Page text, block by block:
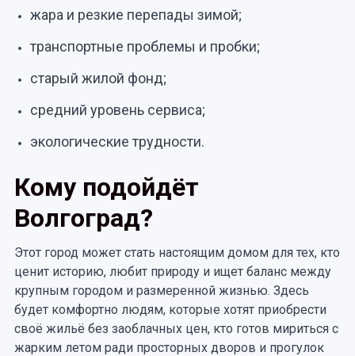
жара и резкие перепады зимой;
транспортные проблемы и пробки;
старый жилой фонд;
средний уровень сервиса;
экологические трудности.
Кому подойдёт
Волгоград?
Этот город может стать настоящим домом для тех, кто
ценит историю, любит природу и ищет баланс между
крупным городом и размеренной жизнью. Здесь
будет комфортно людям, которые хотят приобрести
своё жильё без заоблачных цен, кто готов мириться с
жарким летом ради просторных дворов и прогулок